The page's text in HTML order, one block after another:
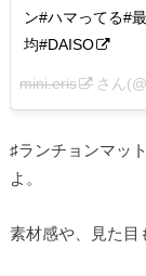
ン#ハマってる#
均#DAISO
mini.eris さん
♯ランチョンマッ
よ。
素材感や、見た目